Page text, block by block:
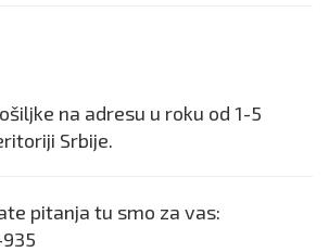
na adresu u roku od 1-5
Srbije.
pitanja tu smo za vas: